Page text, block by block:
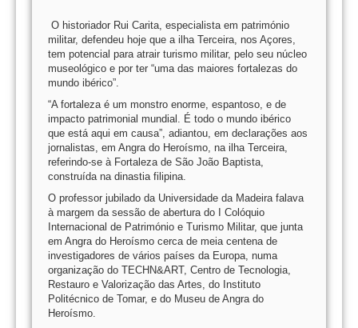
O historiador Rui Carita, especialista em património
militar, defendeu hoje que a ilha Terceira, nos Açores,
tem potencial para atrair turismo militar, pelo seu núcleo
museológico e por ter “uma das maiores fortalezas do
mundo ibérico”.
“A fortaleza é um monstro enorme, espantoso, e de
impacto patrimonial mundial. É todo o mundo ibérico
que está aqui em causa”, adiantou, em declarações aos
jornalistas, em Angra do Heroísmo, na ilha Terceira,
referindo-se à Fortaleza de São João Baptista,
construída na dinastia filipina.
O professor jubilado da Universidade da Madeira falava
à margem da sessão de abertura do I Colóquio
Internacional de Património e Turismo Militar, que junta
em Angra do Heroísmo cerca de meia centena de
investigadores de vários países da Europa, numa
organização do TECHN&ART, Centro de Tecnologia,
Restauro e Valorização das Artes, do Instituto
Politécnico de Tomar, e do Museu de Angra do
Heroísmo.